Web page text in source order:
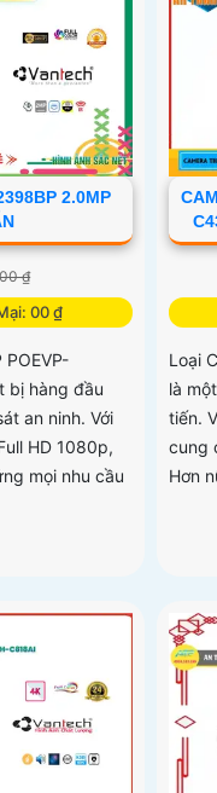
2.0MP
₫
00 ₫
POEVP-
bị hàng đầu
an ninh. Với
HD 1080p,
mọi nhu cầu
Loại
là
tiến.
cung
Hơn